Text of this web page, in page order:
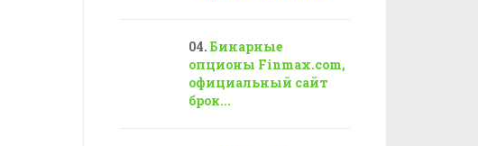
Бинарные
опционы Finmax.com,
официальный сайт
брок...